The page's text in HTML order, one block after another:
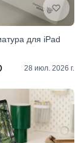
для iPad
28 июл. 2026 г.